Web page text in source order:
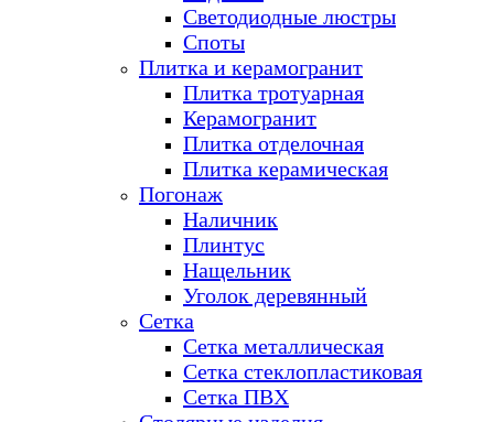
Светодиодные люстры
Споты
Плитка и керамогранит
Плитка тротуарная
Керамогранит
Плитка отделочная
Плитка керамическая
Погонаж
Наличник
Плинтус
Нащельник
Уголок деревянный
Сетка
Сетка металлическая
Сетка стеклопластиковая
Сетка ПВХ